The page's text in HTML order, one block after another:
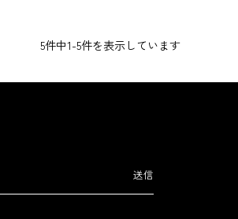
5件中1-5件を表示しています
送信